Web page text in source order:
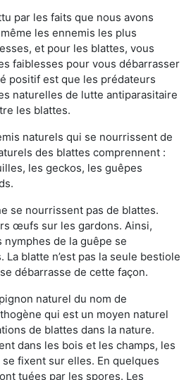
par les faits que nous avons
les ennemis les plus
et pour les blattes, vous
faiblesses pour vous débarrasser
positif est que les prédateurs
naturelles de lutte antiparasitaire
les blattes.
naturels qui se nourrissent de
des blattes comprennent :
les geckos, les guêpes
se nourrissent pas de blattes.
œufs sur les gardons. Ainsi,
de la guêpe se
blatte n’est pas la seule bestiole
débarrasse de cette façon.
naturel du nom de
qui est un moyen naturel
de blattes dans la nature.
dans les bois et les champs, les
fixent sur elles. En quelques
tuées par les spores. Les